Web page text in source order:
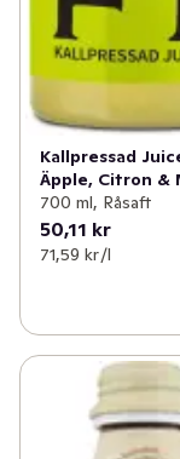
Kallpressad
Äpple, Citron &
700 ml, Råsaft
50,11 kr
71,59 kr /l